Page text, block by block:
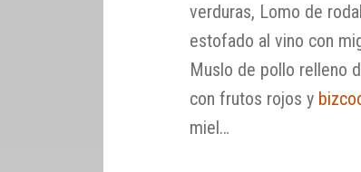
verduras, Lomo de
estofado al vino con
Muslo de pollo relleno
con frutos rojos y
miel…